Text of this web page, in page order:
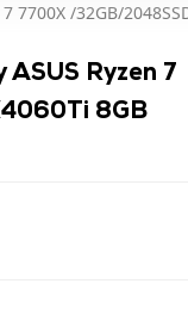
7700X /32GB/
Ryzen 7
8GB